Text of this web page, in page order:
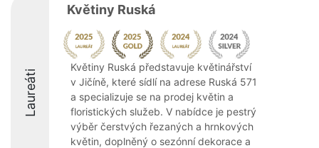
Laureáti
Květiny Ruská
Květiny Ruská představuje květinářství
v Jičíně, které sídlí na adrese Ruská 571
a specializuje se na prodej květin a
floristických služeb. V nabídce je pestrý
výběr čerstvých řezaných a hrnkových
květin, doplněný o sezónní dekorace a